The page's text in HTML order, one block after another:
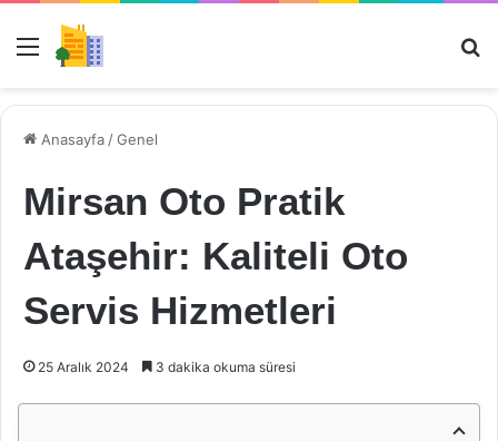
Menü
Anasayfa /Genel
Mirsan Oto Pratik
Ataşehir: Kaliteli Oto
Servis Hizmetleri
25 Aralık 2024 3 dakika okuma süresi